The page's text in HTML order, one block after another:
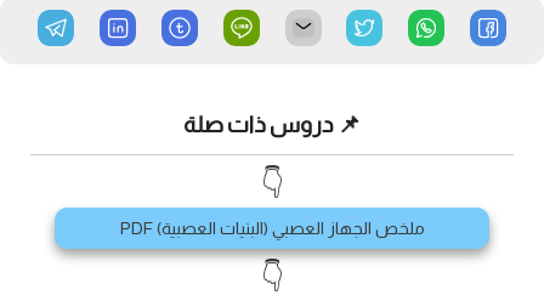
📌 دروس ذات صلة
👇
ملخص الجهاز العصبي (البنيات العصبية) PDF
👇